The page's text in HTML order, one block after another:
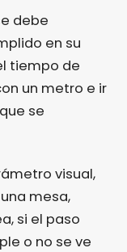
debe
en su
tiempo de
un metro e ir
se
visual,
mesa,
si el paso
o no se ve